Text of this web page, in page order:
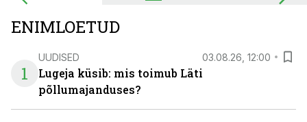
ENIMLOETUD
1
UUDISED 03.08.26, 12:00
Lugeja küsib: mis toimub Läti
põllumajanduses?